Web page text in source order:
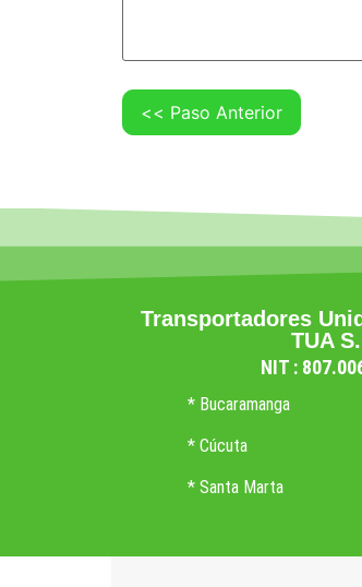
Transportadores
TUA
NIT :
* Bucaramanga
* Cúcuta
* Santa Marta